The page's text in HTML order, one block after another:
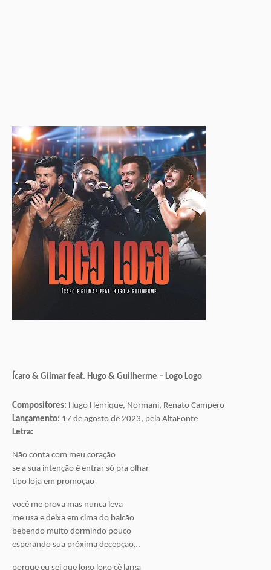
Ícaro & Gilmar feat. Hugo & Guilherme – Logo Logo
Compositores: Hugo Henrique, Normani, Renato Campero
Lançamento: 17 de agosto de 2023, pela AltaFonte
Letra:
Não conta com meu coração
se a sua intenção é entrar só pra olhar
tipo loja em promoção
você me prova mas nunca leva
me usa e deixa em cima do balcão
bebendo muito dormindo pouco
esperando sua próxima decepção…
porque eu sei que logo logo cê larga